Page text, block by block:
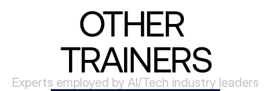
OTHER
TRAINERS
Experts employed by AI/Tech industry leaders